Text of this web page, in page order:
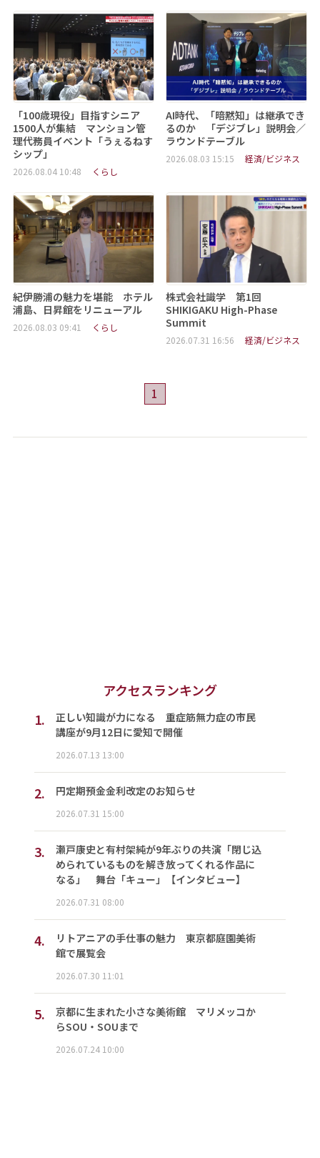
「100歳現役」目指すシニア
1500人が集結 マンション管
理代務員イベント「うぇるねす
シップ」
2026.08.04 10:48 くらし
AI時代、「暗黙知」は継承でき
るのか 「デジブレ」説明会／
ラウンドテーブル
2026.08.03 15:15 経済/ビジネス
紀伊勝浦の魅力を堪能 ホテル
浦島、日昇館をリニューアル
2026.08.03 09:41 くらし
株式会社識学 第1回
SHIKIGAKU High-Phase
Summit
2026.07.31 16:56 経済/ビジネス
1
アクセスランキング
1.
正しい知識が力になる 重症筋無力症の市民
講座が9月12日に愛知で開催
2026.07.13 13:00
2. 円定期預金金利改定のお知らせ
2026.07.31 15:00
3.
瀬戸康史と有村架純が9年ぶりの共演「閉じ込
められているものを解き放ってくれる作品に
なる」 舞台「キュー」【インタビュー】
2026.07.31 08:00
4.
リトアニアの手仕事の魅力 東京都庭園美術
館で展覧会
2026.07.30 11:01
5.
京都に生まれた小さな美術館 マリメッコか
らSOU・SOUまで
2026.07.24 10:00